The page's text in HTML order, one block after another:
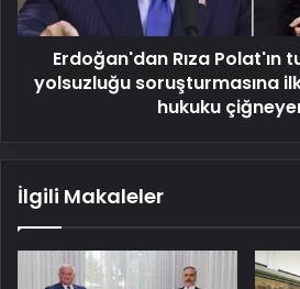
ilk
yorum:
kimse
Erdoğan'dan Rıza Polat'ın
yolsuzluğu soruşturmasına
hukuku
İlgili Makaleler